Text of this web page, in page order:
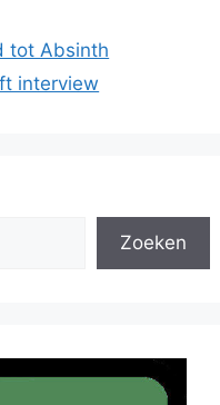
tot Absinth
interview
Zoeken